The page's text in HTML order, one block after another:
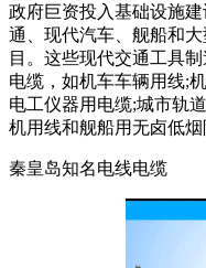
政府巨资投入基础设施
通、现代汽车、舰船和
目。这些现代交通工具
电缆，如机车车辆用线;
电工仪器用电缆;城市轨
机用线和舰船用无卤低烟
秦皇岛知名电线电缆